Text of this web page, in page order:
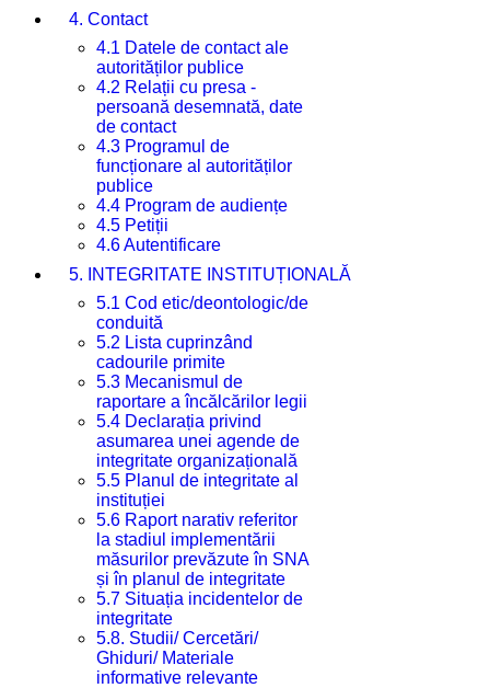
4. Contact
4.1 Datele de contact ale
autorităților publice
4.2 Relații cu presa -
persoană desemnată, date
de contact
4.3 Programul de
funcționare al autorităților
publice
4.4 Program de audiențe
4.5 Petiții
4.6 Autentificare
5. INTEGRITATE INSTITUȚIONALĂ
5.1 Cod etic/deontologic/de
conduită
5.2 Lista cuprinzând
cadourile primite
5.3 Mecanismul de
raportare a încălcărilor legii
5.4 Declarația privind
asumarea unei agende de
integritate organizațională
5.5 Planul de integritate al
instituției
5.6 Raport narativ referitor
la stadiul implementării
măsurilor prevăzute în SNA
și în planul de integritate
5.7 Situația incidentelor de
integritate
5.8. Studii/ Cercetări/
Ghiduri/ Materiale
informative relevante